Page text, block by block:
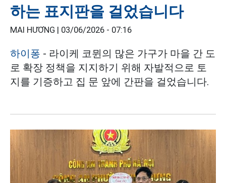
하는 표지판을 걸었습니다
MAI HƯƠNG | 03/06/2026 - 07:16
하이퐁 - 라이케 코뮌의 많은 가구가 마을 간 도
로 확장 정책을 지지하기 위해 자발적으로 토
지를 기증하고 집 문 앞에 간판을 걸었습니다.